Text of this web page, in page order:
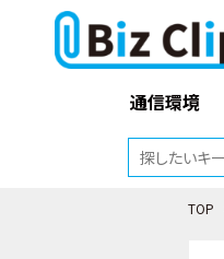
通信環境
TOP